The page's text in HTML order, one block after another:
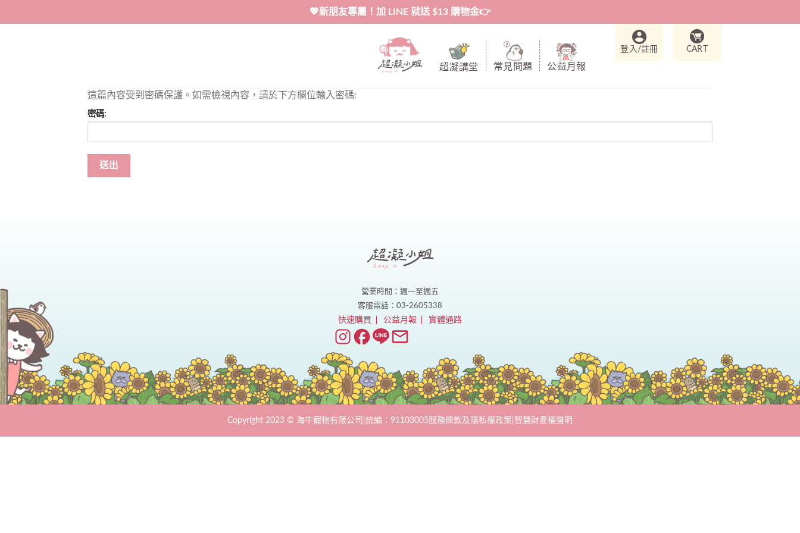
💖新朋友專屬！加 LINE 就送 $13 購物金👉
超凝講堂 常見問題 公益月報
登入/註冊 CART
這篇內容受到密碼保護。如需檢視內容，請於下方欄位輸入密碼:
密碼:
營業時間：週一至週五
客服電話：03-2605338
快速購買 公益月報 實體通路
Copyright 2023 © 海牛寵物有限公司 統編：91103005服務條款及隱私權政策 智慧財產權聲明